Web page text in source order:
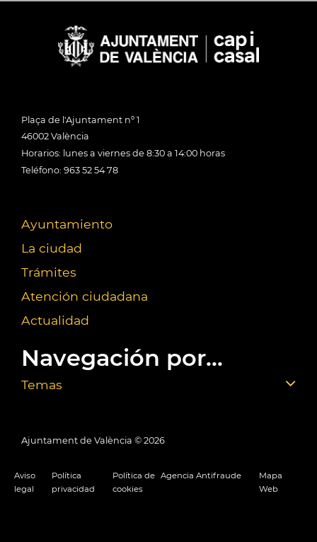
Plaça de l'Ajuntament nº 1
46002 València
Horarios: lunes a viernes de 8:30 a 14:00 horas
Teléfono: 963 52 54 78
Ayuntamiento
La ciudad
Trámites
Atención ciudadana
Actualidad
Navegación por...
Temas
Ajuntament de València © 2026
Aviso
legal
Política
privacidad
Política de
cookies
Agencia Antifraude
Mapa
Web